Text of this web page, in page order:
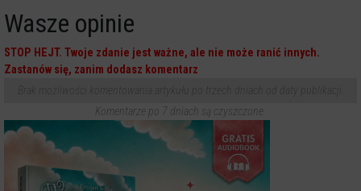
Wasze opinie
STOP HEJT. Twoje zdanie jest ważne, ale nie może ranić innych.
Zastanów się, zanim dodasz komentarz
Komentarze po 7 dniach są czyszczone.